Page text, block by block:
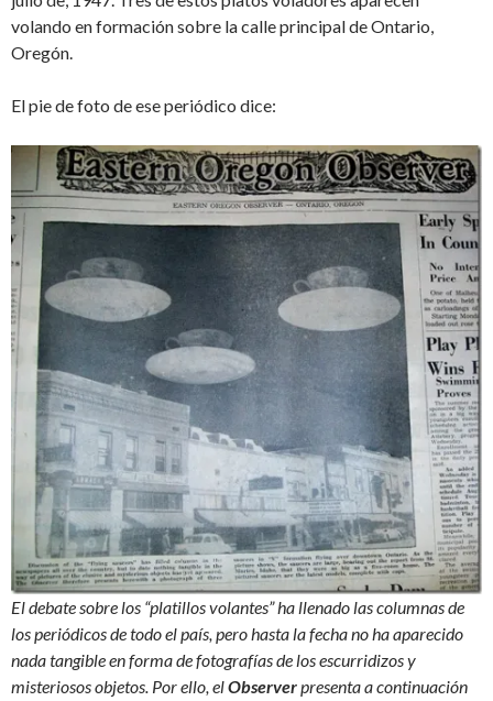
volando en formación sobre la calle principal de Ontario,
Oregón.
El pie de foto de ese periódico dice:
El debate sobre los “platillos volantes” ha llenado las columnas de
los periódicos de todo el país, pero hasta la fecha no ha aparecido
nada tangible en forma de fotografías de los escurridizos y
misteriosos objetos. Por ello, elObserverpresenta a continuación